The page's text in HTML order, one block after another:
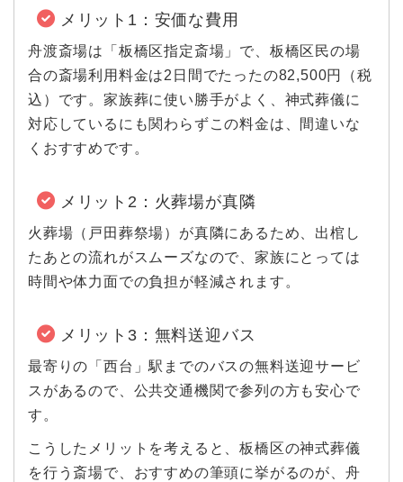
メリット1：安価な費用
舟渡斎場は「板橋区指定斎場」で、板橋区民の場
合の斎場利用料金は2日間でたったの82,500円（税
込）です。家族葬に使い勝手がよく、神式葬儀に
対応しているにも関わらずこの料金は、間違いな
くおすすめです。
メリット2：火葬場が真隣
火葬場（戸田葬祭場）が真隣にあるため、出棺し
たあとの流れがスムーズなので、家族にとっては
時間や体力面での負担が軽減されます。
メリット3：無料送迎バス
最寄りの「西台」駅までのバスの無料送迎サービ
スがあるので、公共交通機関で参列の方も安心で
す。
こうしたメリットを考えると、板橋区の神式葬儀
を行う斎場で、おすすめの筆頭に挙がるのが、舟